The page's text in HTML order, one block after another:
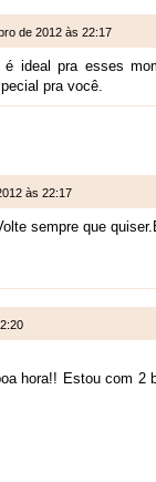
de 2012 às 22:17
é ideal pra esses
pra você.
às 22:17
sempre que
hora!! Estou com 2